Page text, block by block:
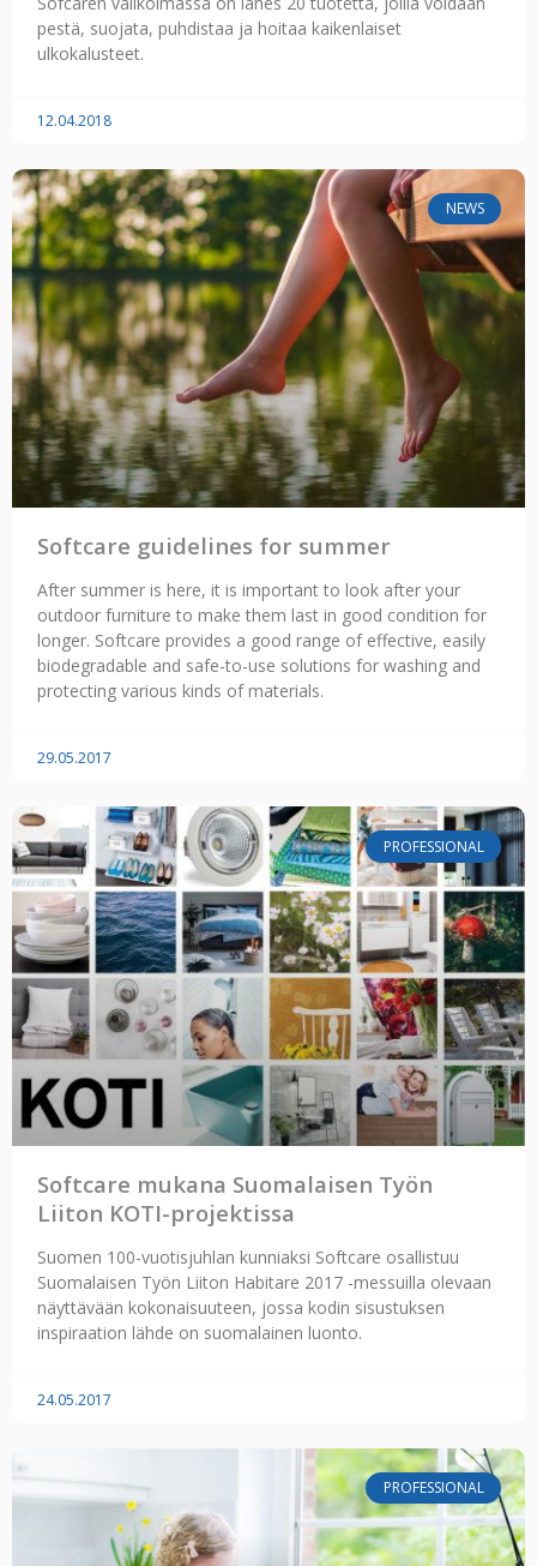
pestä, suojata, puhdistaa ja hoitaa kaikenlaiset
ulkokalusteet.
12.04.2018
NEWS
Softcare guidelines for summer
After summer is here, it is important to look after your
outdoor furniture to make them last in good condition for
longer. Softcare provides a good range of effective, easily
biodegradable and safe-to-use solutions for washing and
protecting various kinds of materials.
29.05.2017
PROFESSIONAL
Softcare mukana Suomalaisen Työn
Liiton KOTI-projektissa
Suomen 100-vuotisjuhlan kunniaksi Softcare osallistuu
Suomalaisen Työn Liiton Habitare 2017 -messuilla olevaan
näyttävään kokonaisuuteen, jossa kodin sisustuksen
inspiraation lähde on suomalainen luonto.
24.05.2017
PROFESSIONAL